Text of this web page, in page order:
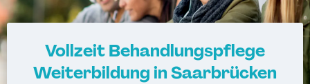
Vollzeit Behandlungspflege
Weiterbildung in Saarbrücken